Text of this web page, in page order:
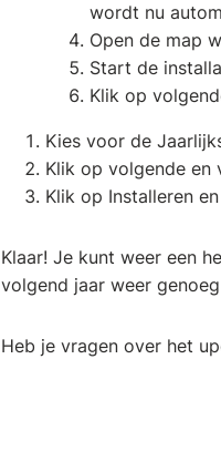
wordt nu
Open de map
Start de
Klik op
Kies voor de
Klik op volgende en
Klik op Installeren
Klaar! Je kunt weer een
volgend jaar weer
Heb je vragen over het